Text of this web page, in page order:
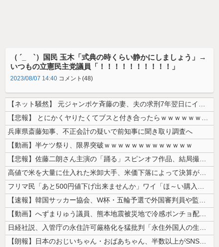
（ ´_ゝ`）国民 玉木「式典の時くらい静かにしましょう」→
いつもの立憲民主党議員「！！！！！！！！！！」
2023/08/07 14:40 コメント(48)
【ネット騒然】 元ジャンポケ斉藤の妻、夫の求刑7年翌日にインスタ更新！...
【悲報】 とにかくヤりたくてブスと付き合ったらｗｗｗｗｗｗｗｗｗｗｗｗ...
兵庫県斎藤知事、不正会計の疑いで前知事に聞き取り調査へ
【動画】半ケツ祭り、限界突破ｗｗｗｗｗｗｗｗｗｗｗｗｗ
【悲報】佐藤二朗さん主演の「踊る」スピンオフ作品、結局撮影中止が決定w...
高値で米を大量に仕入れた米卸大手、米価下落によって決算が凄まじいことに...
フリマ民「あと500円値下げ出来ませんか」ワイ「ほ～い購入ｗ」
【速報】韓国サッカー協会、W杯・五輪予選で外国審判員や監督官を性接待！...
【動画】へずまりゅう議員、熊本地震被災地で冷感ポンチョ配布 → 被災民...
日経社説、入管庁の永住許可厳格化を猛批判「永住外国人の生活保護受給をな...
【朗報】日本のおじいちゃん・おばあちゃん、半数以上がSNSを使いこなし...